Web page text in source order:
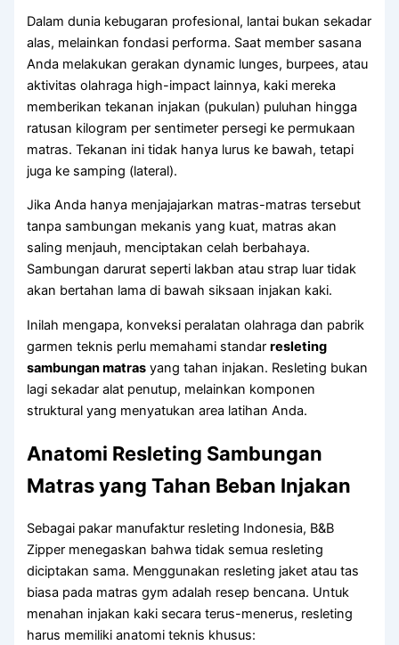
Dalam dunia kebugaran profesional, lantai bukan sekadar
alas, melainkan fondasi performa. Saat member sasana
Anda melakukan gerakan dynamic lunges, burpees, atau
aktivitas olahraga high-impact lainnya, kaki mereka
memberikan tekanan injakan (pukulan) puluhan hingga
ratusan kilogram per sentimeter persegi ke permukaan
matras. Tekanan ini tidak hanya lurus ke bawah, tetapi
juga ke samping (lateral).
Jika Anda hanya menjajajarkan matras-matras tersebut
tanpa sambungan mekanis yang kuat, matras akan
saling menjauh, menciptakan celah berbahaya.
Sambungan darurat seperti lakban atau strap luar tidak
akan bertahan lama di bawah siksaan injakan kaki.
Inilah mengapa, konveksi peralatan olahraga dan pabrik
garmen teknis perlu memahami standarresleting
sambungan matras yang tahan injakan. Resleting bukan
lagi sekadar alat penutup, melainkan komponen
struktural yang menyatukan area latihan Anda.
Anatomi Resleting Sambungan
Matras yang Tahan Beban Injakan
Sebagai pakar manufaktur resleting Indonesia, B&B
Zipper menegaskan bahwa tidak semua resleting
diciptakan sama. Menggunakan resleting jaket atau tas
biasa pada matras gym adalah resep bencana. Untuk
menahan injakan kaki secara terus-menerus, resleting
harus memiliki anatomi teknis khusus: